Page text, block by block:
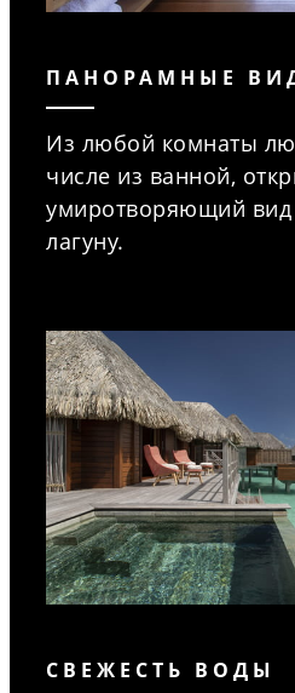
ПАНОРАМНЫЕ
Из любой комнаты
числе из ванной,
умиротворяющий
лагуну.
СВЕЖЕСТЬ ВОДЫ